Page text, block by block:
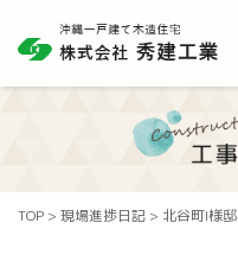
TOP > 現場進捗日記 > 北谷町I様邸